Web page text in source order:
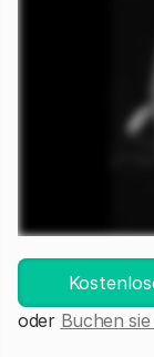
oder Buchen